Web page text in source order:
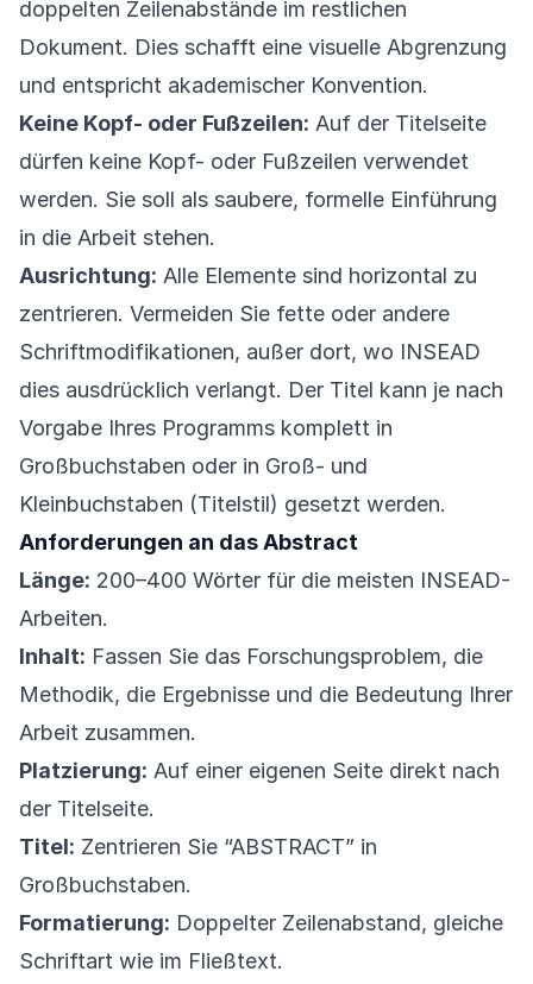
doppelten Zeilenabstände im restlichen
Dokument. Dies schafft eine visuelle Abgrenzung
und entspricht akademischer Konvention.
Keine Kopf- oder Fußzeilen: Auf der Titelseite
dürfen keine Kopf- oder Fußzeilen verwendet
werden. Sie soll als saubere, formelle Einführung
in die Arbeit stehen.
Ausrichtung: Alle Elemente sind horizontal zu
zentrieren. Vermeiden Sie fette oder andere
Schriftmodifikationen, außer dort, wo INSEAD
dies ausdrücklich verlangt. Der Titel kann je nach
Vorgabe Ihres Programms komplett in
Großbuchstaben oder in Groß- und
Kleinbuchstaben (Titelstil) gesetzt werden.
Anforderungen an das Abstract
Länge: 200–400 Wörter für die meisten INSEAD-
Arbeiten.
Inhalt: Fassen Sie das Forschungsproblem, die
Methodik, die Ergebnisse und die Bedeutung Ihrer
Arbeit zusammen.
Platzierung: Auf einer eigenen Seite direkt nach
der Titelseite.
Titel: Zentrieren Sie “ABSTRACT” in
Großbuchstaben.
Formatierung: Doppelter Zeilenabstand, gleiche
Schriftart wie im Fließtext.